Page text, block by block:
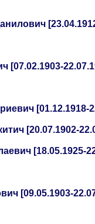
[07.02.1903-
[01.12.1918-
[20.07.1902-
[18.05.1925-
[09.05.1903-